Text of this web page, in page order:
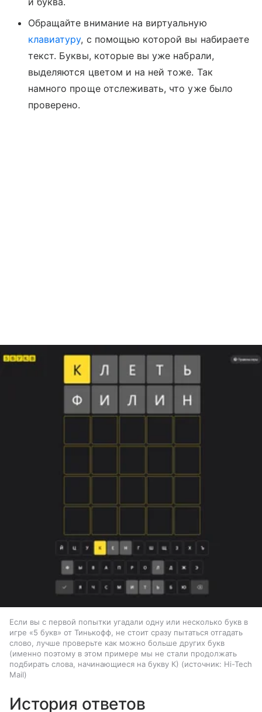
Обращайте внимание на виртуальную
клавиатуру, с помощью которой вы набираете
текст. Буквы, которые вы уже набрали,
выделяются цветом и на ней тоже. Так
намного проще отслеживать, что уже было
проверено.
Если вы с первой попытки угадали одну или несколько букв в
игре «5 букв» от Тинькофф, не стоит сразу пытаться отгадать
слово, лучше проверьте как можно больше других букв
(именно поэтому в этом примере мы не стали продолжать
подбирать слова, начинающиеся на букву К)
источник: Hi-Tech
Mail
История ответов